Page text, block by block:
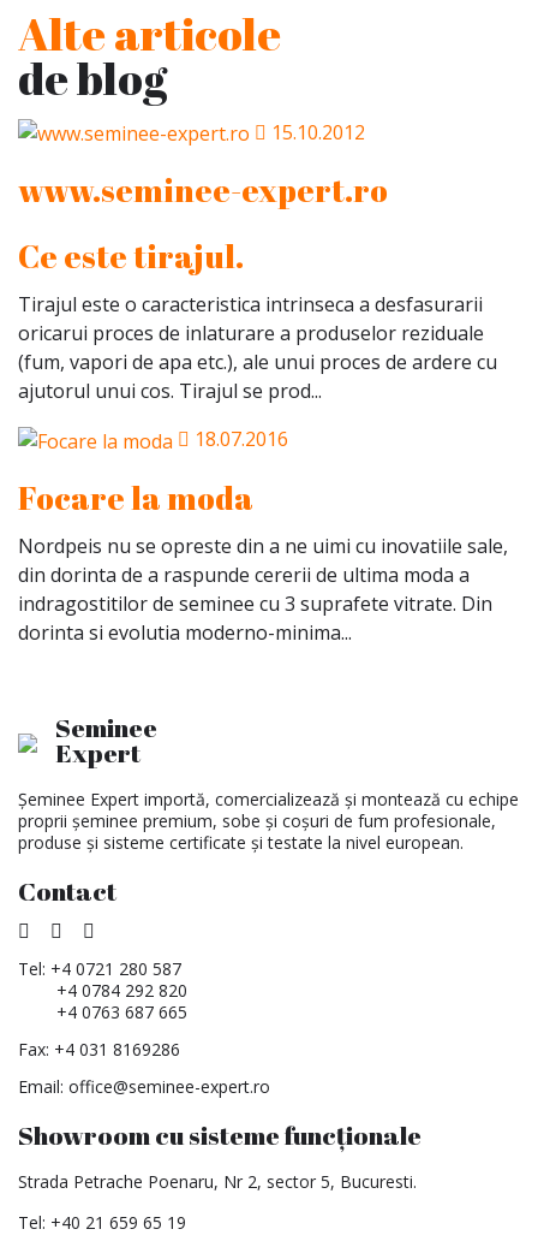
Alte articole
de blog
15.10.2012
www.seminee-expert.ro
Ce este tirajul.
Tirajul este o caracteristica intrinseca a desfasurarii
oricarui proces de inlaturare a produselor reziduale
(fum, vapori de apa etc.), ale unui proces de ardere cu
ajutorul unui cos. Tirajul se prod...
18.07.2016
Focare la moda
Nordpeis nu se opreste din a ne uimi cu inovatiile sale,
din dorinta de a raspunde cererii de ultima moda a
indragostitilor de seminee cu 3 suprafete vitrate. Din
dorinta si evolutia moderno-minima...
Seminee
Expert
Șeminee Expert importă, comercializează și montează cu echipe
proprii șeminee premium, sobe și coșuri de fum profesionale,
produse și sisteme certificate și testate la nivel european.
Contact
Tel: +4 0721 280 587
+4 0784 292 820
+4 0763 687 665
Fax: +4 031 8169286
Email: office@seminee-expert.ro
Showroom cu sisteme funcționale
Strada Petrache Poenaru, Nr 2, sector 5, Bucuresti.
Tel: +40 21 659 65 19